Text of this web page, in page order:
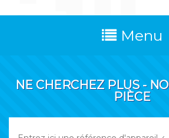
Menu
NE CHERCHEZ PLUS -
PIÈCE